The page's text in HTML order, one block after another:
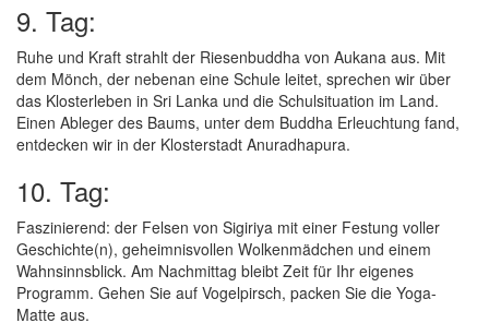
9. Tag:
Ruhe und Kraft strahlt der Riesenbuddha von Aukana aus. Mit
dem Mönch, der nebenan eine Schule leitet, sprechen wir über
das Klosterleben in Sri Lanka und die Schulsituation im Land.
Einen Ableger des Baums, unter dem Buddha Erleuchtung fand,
entdecken wir in der Klosterstadt Anuradhapura.
10. Tag:
Faszinierend: der Felsen von Sigiriya mit einer Festung voller
Geschichte(n), geheimnisvollen Wolkenmädchen und einem
Wahnsinnsblick. Am Nachmittag bleibt Zeit für Ihr eigenes
Programm. Gehen Sie auf Vogelpirsch, packen Sie die Yoga-
Matte aus.